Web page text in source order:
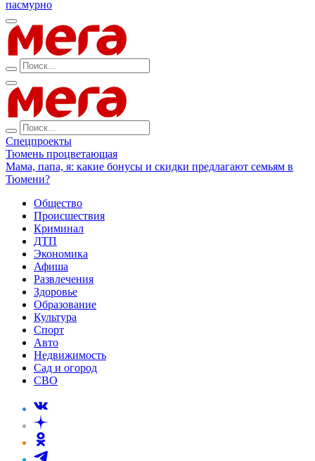
пасмурно
Спецпроекты
Тюмень процветающая
Мама, папа, я: какие бонусы и скидки предлагают семьям в
Тюмени?
Общество
Происшествия
Криминал
ДТП
Экономика
Афиша
Развлечения
Здоровье
Образование
Культура
Спорт
Авто
Недвижимость
Сад и огород
СВО